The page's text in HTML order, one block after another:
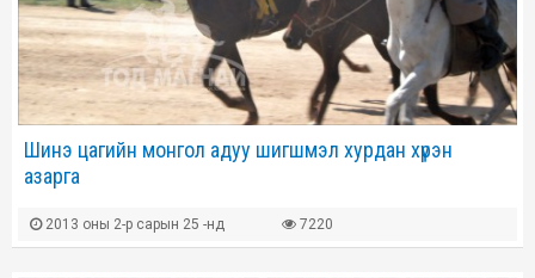
Шинэ цагийн монгол адуу шигшмэл хурдан хүрэн
азарга
2013 оны 2-р сарын 25 -нд 7220